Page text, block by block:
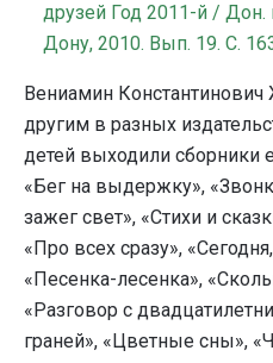
друзей Год 2011-й / Дон.
Дону, 2010. Вып. 19. С.
Вениамин
другим в разных
детей выходили сборники
«Бег на выдержку»,
зажег свет», «Стихи и
«Про всех сразу»,
«Песенка-лесенка»,
«Разговор с
граней», «Цветные сны»,